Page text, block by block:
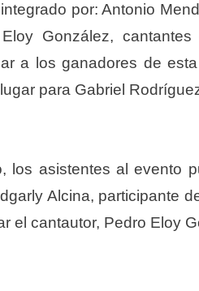
por: Antonio
González,
a los ganadores de
para Gabriel
los asistentes al evento
Alcina, participante
el cantautor, Pedro Eloy